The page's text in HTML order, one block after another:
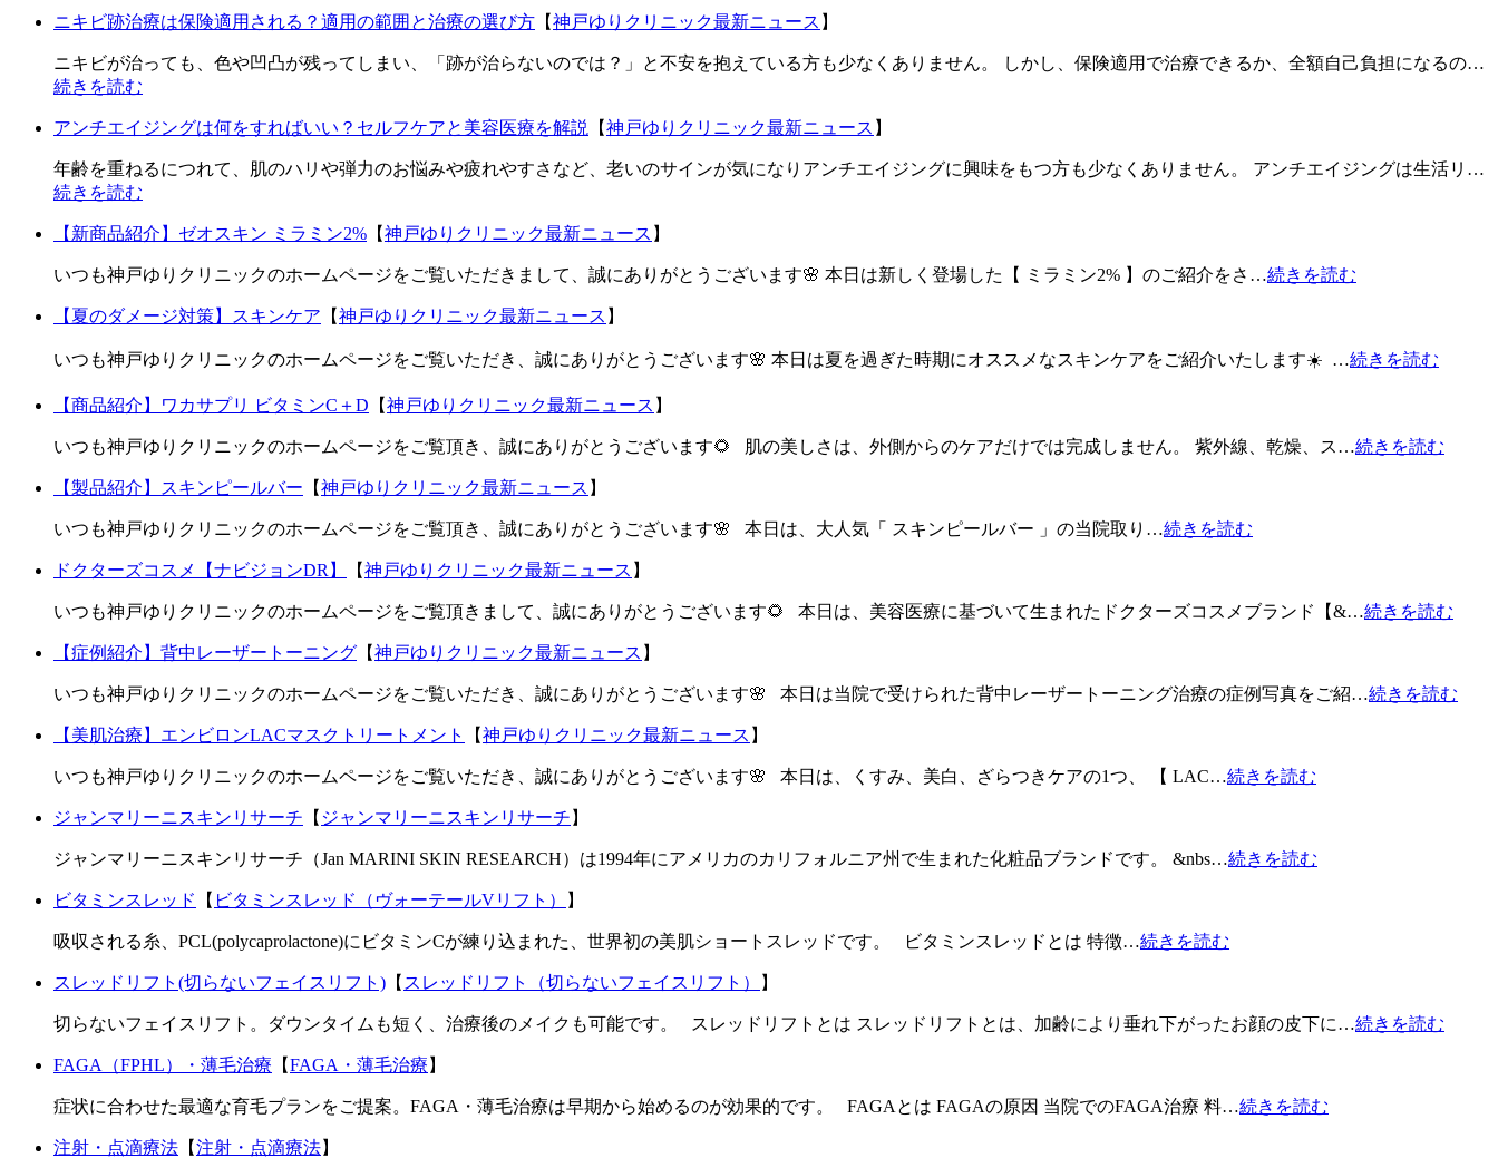
ニキビ跡治療は保険適用される？適用の範囲と治療の選び方 【神戸ゆりクリニック最新ニュース 】
ニキビが治っても、色や凹凸が残ってしまい、「跡が治らないのでは？」と不安を抱えている方も少なくありません。 しかし、保険適用で治療できるか、全額自己負担になるの…
続きを読む
アンチエイジングは何をすればいい？セルフケアと美容医療を解説 【神戸ゆりクリニック最新ニュース 】
年齢を重ねるにつれて、肌のハリや弾力のお悩みや疲れやすさなど、老いのサインが気になりアンチエイジングに興味をもつ方も少なくありません。 アンチエイジングは生活リ…
続きを読む
【新商品紹介】ゼオスキン ミラミン2% 【神戸ゆりクリニック最新ニュース 】
いつも神戸ゆりクリニックのホームページをご覧いただきまして、誠にありがとうございます🌸 本日は新しく登場した【 ミラミン2% 】のご紹介をさ…続きを読む
【夏のダメージ対策】スキンケア 【神戸ゆりクリニック最新ニュース 】
いつも神戸ゆりクリニックのホームページをご覧いただき、誠にありがとうございます🌸 本日は夏を過ぎた時期にオススメなスキンケアをご紹介いたします☀️ …続きを読む
【商品紹介】ワカサプリ ビタミンC＋D 【神戸ゆりクリニック最新ニュース 】
いつも神戸ゆりクリニックのホームページをご覧頂き、誠にありがとうございます🌻 肌の美しさは、外側からのケアだけでは完成しません。 紫外線、乾燥、ス…続きを読む
【製品紹介】スキンピールバー 【神戸ゆりクリニック最新ニュース 】
いつも神戸ゆりクリニックのホームページをご覧頂き、誠にありがとうございます🌸 本日は、大人気「 スキンピールバー 」の当院取り…続きを読む
ドクターズコスメ【ナビジョンDR】 【神戸ゆりクリニック最新ニュース 】
いつも神戸ゆりクリニックのホームページをご覧頂きまして、誠にありがとうございます🌻 本日は、美容医療に基づいて生まれたドクターズコスメブランド【&…続きを読む
【症例紹介】背中レーザートーニング 【神戸ゆりクリニック最新ニュース 】
いつも神戸ゆりクリニックのホームページをご覧いただき、誠にありがとうございます🌸 本日は当院で受けられた背中レーザートーニング治療の症例写真をご紹…続きを読む
【美肌治療】エンビロンLACマスクトリートメント 【神戸ゆりクリニック最新ニュース 】
いつも神戸ゆりクリニックのホームページをご覧いただき、誠にありがとうございます🌸 本日は、くすみ、美白、ざらつきケアの1つ、 【 LAC…続きを読む
ジャンマリーニスキンリサーチ 【 ジャンマリーニスキンリサーチ 】
ジャンマリーニスキンリサーチ（Jan MARINI SKIN RESEARCH）は1994年にアメリカのカリフォルニア州で生まれた化粧品ブランドです。 &nbs…続きを読む
ビタミンスレッド 【 ビタミンスレッド（ヴォーテールVリフト） 】
吸収される糸、PCL(polycaprolactone)にビタミンCが練り込まれた、世界初の美肌ショートスレッドです。 ビタミンスレッドとは 特徴…続きを読む
スレッドリフト(切らないフェイスリフト) 【 スレッドリフト（切らないフェイスリフト） 】
切らないフェイスリフト。ダウンタイムも短く、治療後のメイクも可能です。 スレッドリフトとは スレッドリフトとは、加齢により垂れ下がったお顔の皮下に…続きを読む
FAGA（FPHL）・薄毛治療 【FAGA・薄毛治療 】
症状に合わせた最適な育毛プランをご提案。FAGA・薄毛治療は早期から始めるのが効果的です。 FAGAとは FAGAの原因 当院でのFAGA治療 料…続きを読む
注射・点滴療法 【注射・点滴療法】